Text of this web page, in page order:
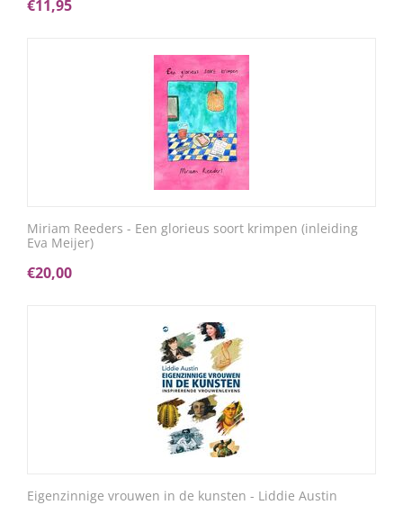
€11,95
Miriam Reeders - Een glorieus soort krimpen (inleiding
Eva Meijer)
€20,00
Eigenzinnige vrouwen in de kunsten - Liddie Austin